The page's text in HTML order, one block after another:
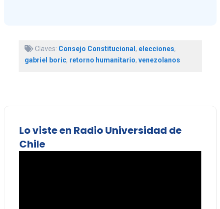
Claves: Consejo Constitucional, elecciones,
gabriel boric, retorno humanitario, venezolanos
Lo viste en Radio Universidad de
Chile